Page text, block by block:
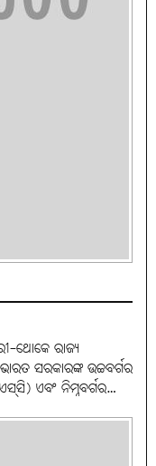
ଥୋକେ ରାଜ୍ୟ
ସରକାରଙ୍କ ଉଚ୍ଚବର୍ଗର
ଏବଂ ନିମ୍ନବର୍ଗର…